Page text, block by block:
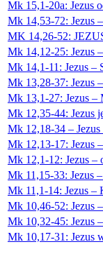
Mk 15,1-20a: Jezus
Mk 14,53-72: Jezus
MK 14,26-52:
Mk 14,12-25: Jezus
Mk 14,1-11: Jezus –
Mk 13,28-37: Jezus
Mk 13,1-27: Jezus –
Mk 12,35-44: Jezus
Mk 12,18-34 –
Mk 12,13-17: Jezus
Mk 12,1-12: Jezus –
Mk 11,15-33: Jezus
Mk 11,1-14: Jezus –
Mk 10,46-52: Jezus
Mk 10,32-45: Jezus
Mk 10,17-31: Jezus